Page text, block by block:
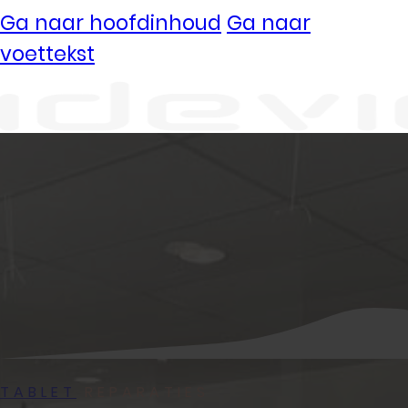
Ga naar hoofdinhoud Ga naar
voettekst
TABLET